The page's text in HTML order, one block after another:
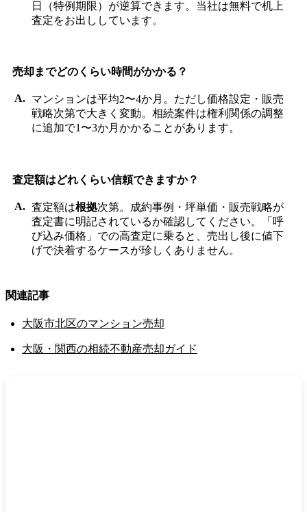
日（特例期限）が逆算できます。当社は無料で机上
査定をお出ししています。
売却までどのくらい時間がかかる？
マンションは平均2〜4か月。ただし価格設定・販売
戦略次第で大きく変動。相続案件は権利関係の調整
に追加で1〜3か月かかることがあります。
査定額はどれくらい信頼できますか？
査定額は根拠次第。成約事例・坪単価・販売戦略が
査定書に明記されているか確認してください。「呼
び込み価格」での高査定に乗ると、売出し後に値下
げで決着するケースが珍しくありません。
関連記事
大阪市北区のマンション売却
大阪・関西の相続不動産売却ガイド